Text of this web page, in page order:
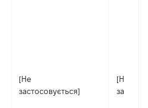
[Не
застосовується]
[Не